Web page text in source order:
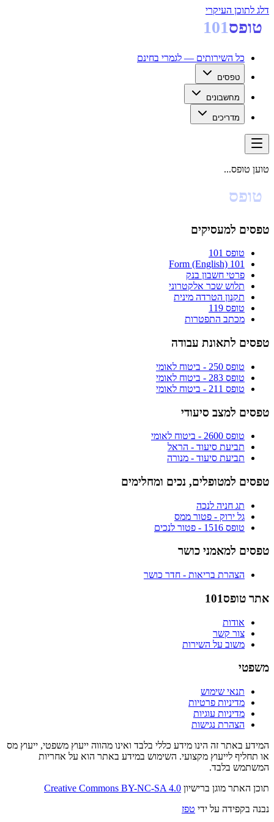
דלג לתוכן העיקרי
טופס101
כל השירותים — לגמרי בחינם
טפסים
מחשבונים
מדריכים
טוען טופס...
טופס
טפסים למעסיקים
טופס 101
101 Form (English)
פרטי חשבון בנק
תלוש שכר אלקטרוני
תקנון הטרדה מינית
טופס 119
מכתב התפטרות
טפסים לתאונת עבודה
טופס 250 - ביטוח לאומי
טופס 283 - ביטוח לאומי
טופס 211 - ביטוח לאומי
טפסים למצב סיעודי
טופס 2600 - ביטוח לאומי
תביעת סיעוד - הראל
תביעת סיעוד - מנורה
טפסים למטופלים, נכים ומחלימים
תג חניה לנכה
גל ירוק - פטור ממס
טופס 1516 - פטור לנכים
טפסים למאמני כושר
הצהרת בריאות - חדר כושר
אתר טופס101
אודות
צור קשר
משוב על השירות
משפטי
תנאי שימוש
מדיניות פרטיות
מדיניות עוגיות
הצהרת נגישות
המידע באתר זה הינו מידע כללי בלבד ואינו מהווה ייעוץ משפטי, ייעוץ מס
או תחליף לייעוץ מקצועי. השימוש במידע באתר הוא על אחריות
המשתמש בלבד.
תוכן האתר מוגן ברישיון Creative Commons BY-NC-SA 4.0
נבנה בקפידה על ידי טפז